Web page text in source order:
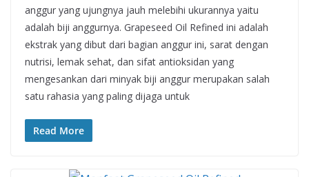
anggur yang ujungnya jauh melebihi ukurannya yaitu
adalah biji anggurnya. Grapeseed Oil Refined ini adalah
ekstrak yang dibut dari bagian anggur ini, sarat dengan
nutrisi, lemak sehat, dan sifat antioksidan yang
mengesankan dari minyak biji anggur merupakan salah
satu rahasia yang paling dijaga untuk
Read More